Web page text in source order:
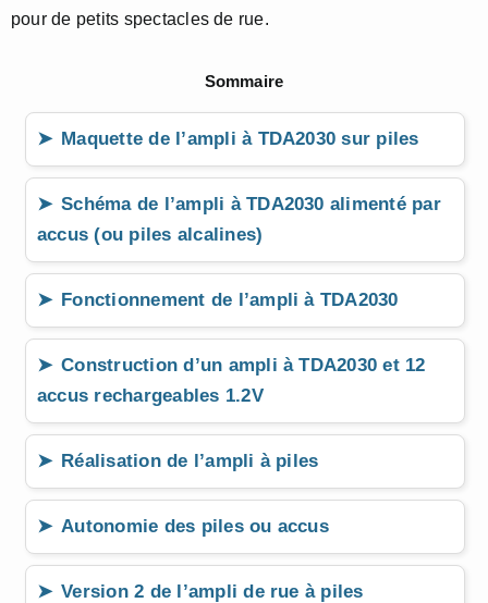
pour de petits spectacles de rue.
Sommaire
Maquette de l’ampli à TDA2030 sur piles
Schéma de l’ampli à TDA2030 alimenté par
accus (ou piles alcalines)
Fonctionnement de l’ampli à TDA2030
Construction d’un ampli à TDA2030 et 12
accus rechargeables 1.2V
Réalisation de l’ampli à piles
Autonomie des piles ou accus
Version 2 de l’ampli de rue à piles